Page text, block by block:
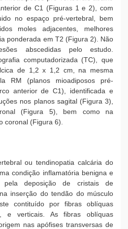
de C1 (Figuras 1 e 2), com
no espaço pré-vertebral, bem
moles adjacentes, melhores
ponderada em T2 (Figura 2). Não
abscedidas pelo estudo.
computadorizada (TC), que
de 1,2 x 1,2 cm, na mesma
RM (planos mioadiposos pré-
anterior de C1), identificada e
nos planos sagital (Figura 3),
(Figura 5), bem como na
coronal (Figura 6).
ou tendinopatia calcária do
condição inflamatória benigna e
pela deposição de cristais de
inserção do tendão do músculo
contituído por fibras oblíquas
e verticais. As fibras oblíquas
nas apófises transversas de